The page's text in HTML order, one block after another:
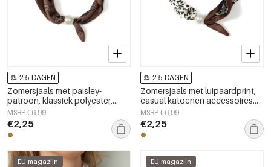
2-5 DAGEN
Zomersjaals met paisley-
patroon, klassiek polyester,
dagelijkse accessoires
MSRP €6,99
€2,25
2-5 DAGEN
Zomersjaals met luipaardprint,
casual katoenen accessoires
voor dagelijks gebruik.
MSRP €6,99
€2,25
EU-magazijn EU-magazijn